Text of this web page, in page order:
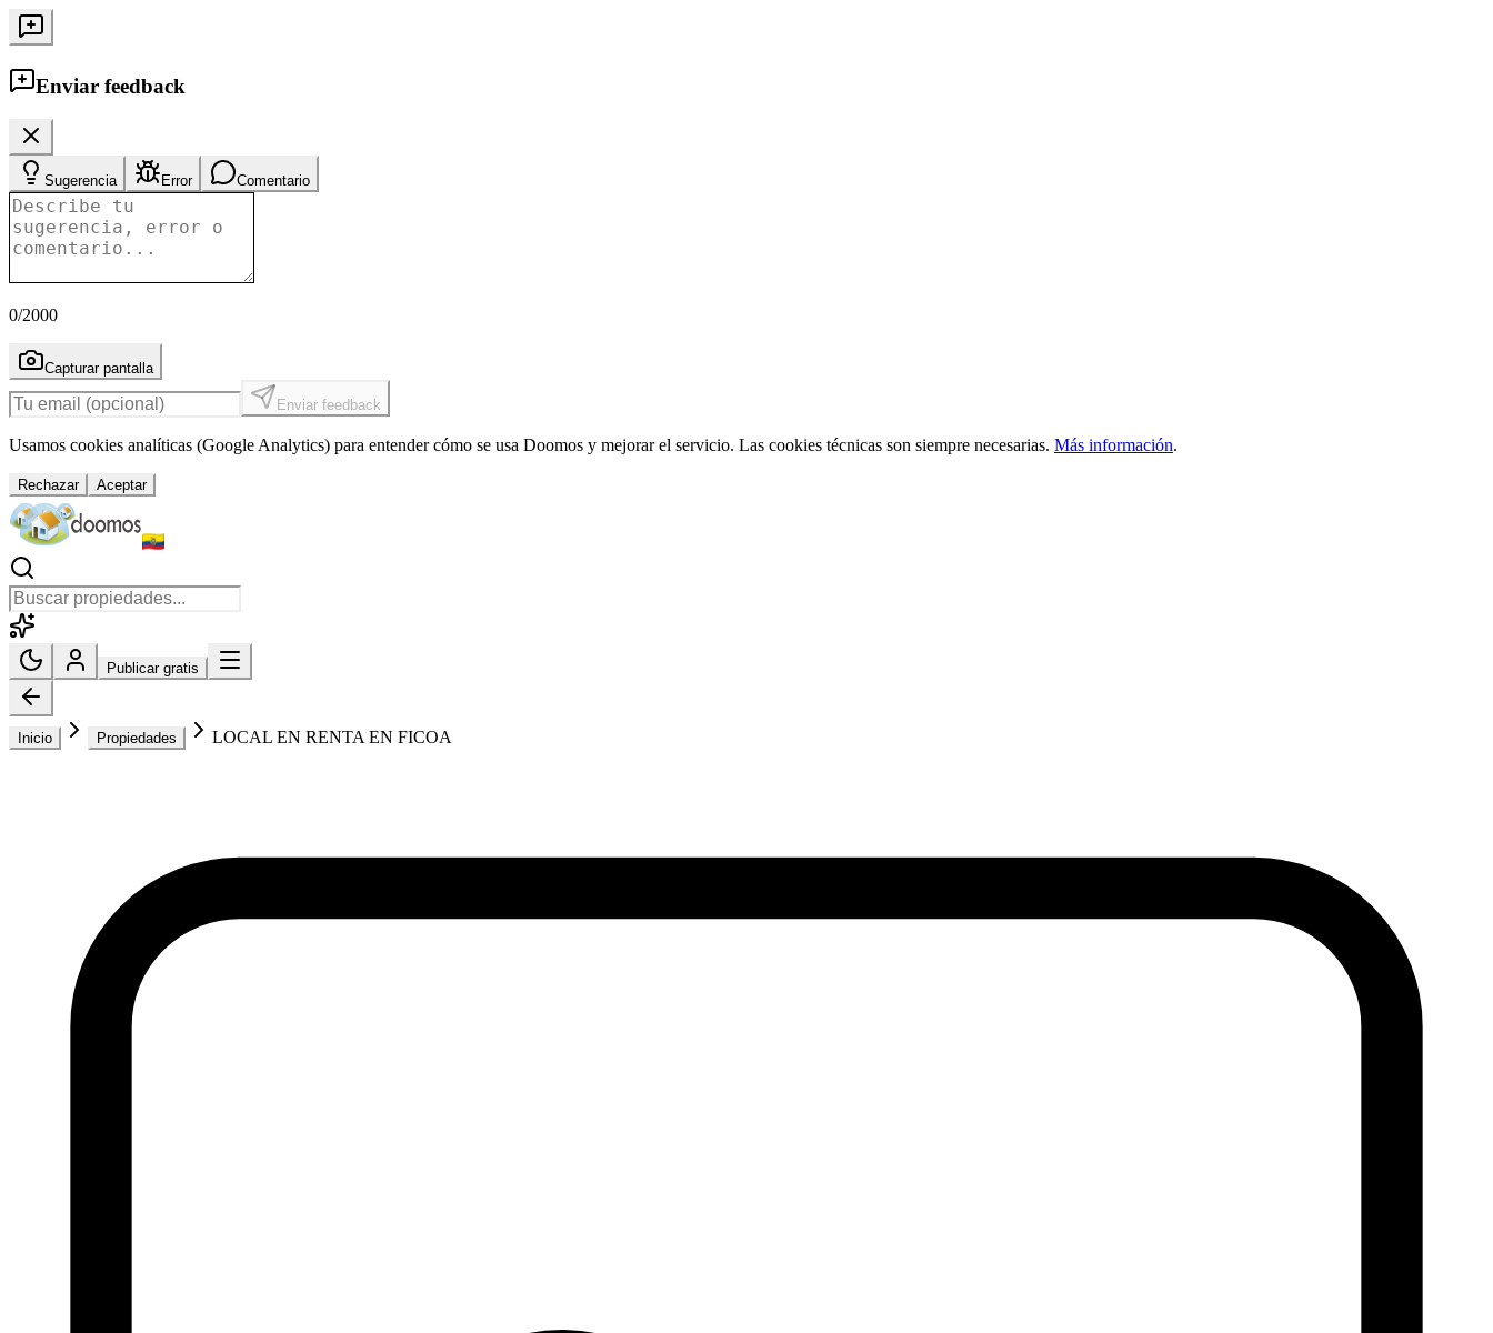
Enviar feedback
Sugerencia Error Comentario
0/2000
Capturar pantalla
Enviar feedback
Usamos cookies analíticas (Google Analytics) para entender cómo se usa Doomos y mejorar el servicio. Las cookies técnicas son siempre necesarias. Más información.
Rechazar Aceptar
Publicar gratis
Inicio Propiedades LOCAL EN RENTA EN FICOA